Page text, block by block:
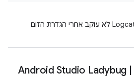
הטקסט בחלון הכלי של Logcat לא עוקב אחרי הגדרת הזום
Android Studio Ladybug